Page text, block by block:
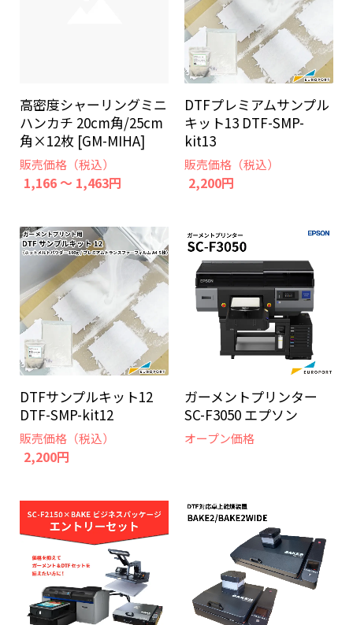
高密度シャーリングミニ
ハンカチ 20cm角/25cm
角×12枚 [GM-MIHA]
販売価格（税込）
1,166 ～ 1,463円
DTFプレミアムサンプル
キット13 DTF-SMP-
kit13
販売価格（税込）
2,200円
DTFサンプルキット12
DTF-SMP-kit12
販売価格（税込）
2,200円
ガーメントプリンター
SC-F3050 エプソン
オープン価格